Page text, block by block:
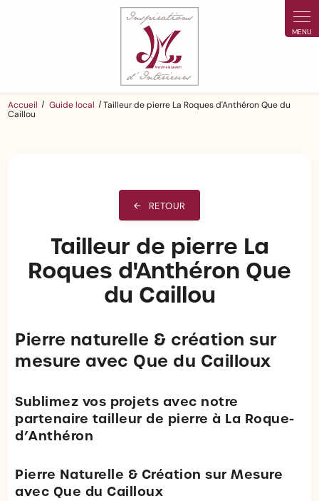
Accueil Guide local
Tailleur de pierre La Roques d'Anthéron Que du
Caillou
RETOUR
Tailleur de pierre La
Roques d'Anthéron Que
du Caillou
Pierre naturelle & création sur
mesure avec Que du Cailloux
Sublimez vos projets avec notre
partenaire tailleur de pierre à La Roque-
d’Anthéron
Pierre Naturelle & Création sur Mesure
avec Que du Cailloux
Panneau de gestion des cookies